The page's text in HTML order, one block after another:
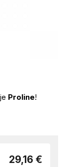
Proline!
29,16 €